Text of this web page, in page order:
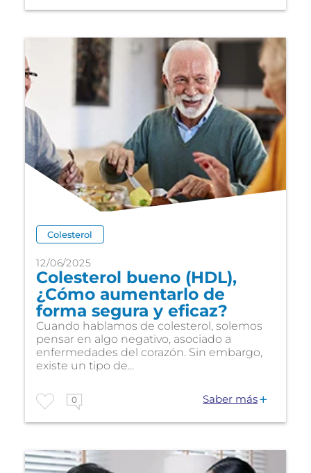
Colesterol
12/06/2025
Colesterol bueno (HDL),
¿Cómo aumentarlo de
forma segura y eficaz?
Cuando hablamos de colesterol, solemos
pensar en algo negativo, asociado a
enfermedades del corazón. Sin embargo,
existe un tipo de...
0 Saber más